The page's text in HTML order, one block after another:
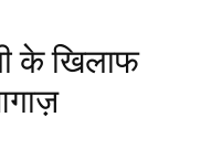
के खिलाफ